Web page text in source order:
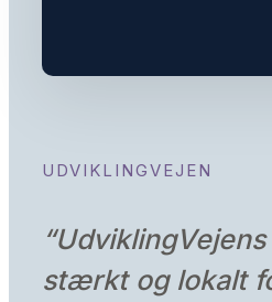
UDVIKLINGVEJEN
“
stærkt og lokalt